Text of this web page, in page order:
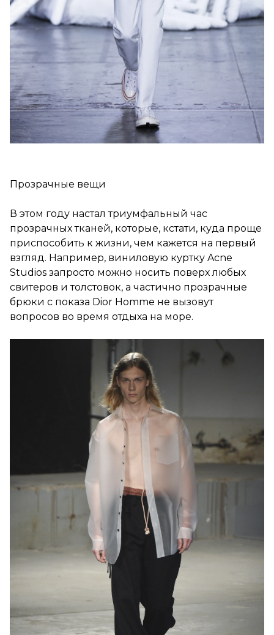
Прозрачные вещи
В этом году настал триумфальный час
прозрачных тканей, которые, кстати, куда проще
приспособить к жизни, чем кажется на первый
взгляд. Например, виниловую куртку Acne
Studios запросто можно носить поверх любых
свитеров и толстовок, а частично прозрачные
брюки с показа Dior Homme не вызовут
вопросов во время отдыха на море.